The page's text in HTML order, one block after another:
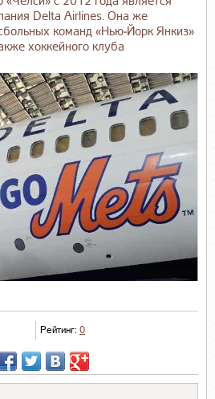
Delta Airlines. Она же
команд «Нью‑Йорк Янкиз»
хоккейного клуба
Рейтинг: 0